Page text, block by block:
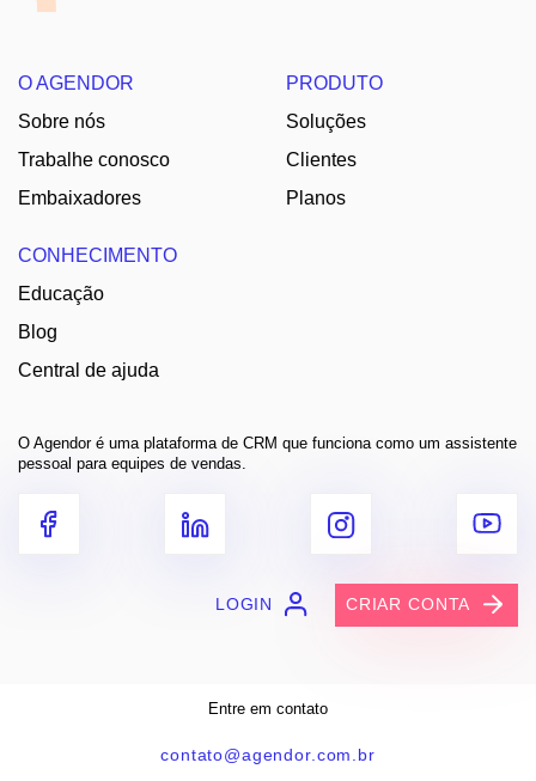
O AGENDOR
Sobre nós
Trabalhe conosco
Embaixadores
PRODUTO
Soluções
Clientes
Planos
CONHECIMENTO
Educação
Blog
Central de ajuda
O Agendor é uma plataforma de CRM que funciona como um assistente
pessoal para equipes de vendas.
LOGIN CRIAR CONTA
Entre em contato
contato@agendor.com.br